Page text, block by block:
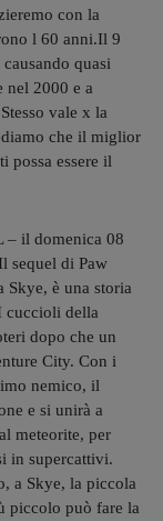
con la
l 60 anni.Il 9
quasi
nel 2000 e a
vale x la
che il miglior
possa essere il
– il domenica 08
sequel di Paw
è una storia
cuccioli della
dopo che un
City. Con i
nemico, il
e si unirà a
meteorite, per
in supercattivi.
a Skye, la piccola
piccolo può fare la